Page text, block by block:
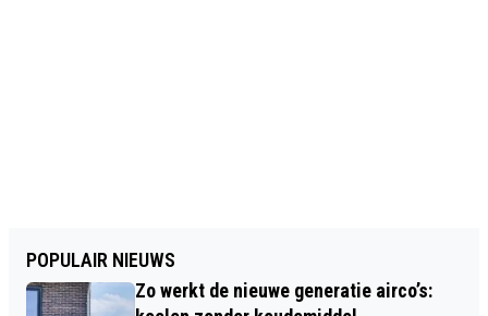
POPULAIR NIEUWS
Zo werkt de nieuwe generatie airco’s: